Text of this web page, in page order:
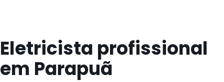
Eletricista profissional
em Parapuã